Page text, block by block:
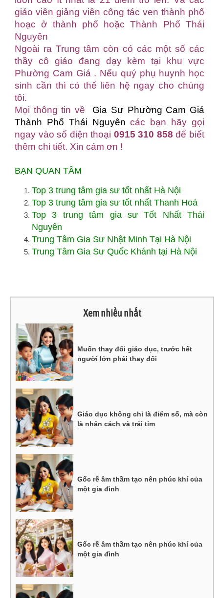
giáo viên giảng viên công tác ven thành phố
hoạc ở thành phố hoặc Thành Phố Thái
Nguyên
Ngoài ra Trung tâm còn có các một số các
thầy cô giáo đang dạy kèm tại khu vực
Phường Cam Giá . Nếu quý phụ huynh học
sinh cần thì có thể liên hệ ngay cho chúng
tôi.
Mọi thông tin về
Gia Sư Phường Cam Giá
Thành Phố Thái Nguyên các bạn hãy gọi
ngay vào số điện thoại 0915 310 858 để biết
thêm chi tiết. Xin cám ơn !
BẠN QUAN TÂM
Top 3 trung tâm gia sư tốt nhất Hà Nội
Top 3 trung tâm gia sư tốt nhất Thanh Hoá
Top 3 trung tâm gia sư Tốt Nhất Thái
Nguyên
Trung Tâm Gia Sư Nhật Minh Tại Hà Nội
Trung Tâm Gia Sư Quốc Khánh tại Hà Nội
Xem nhiều nhất
Muốn thay đổi giáo dục, trước hết
người lớn phải thay đổi
Giáo dục không chỉ là điểm số, mà còn
là nhân cách và trái tim
Gốc rễ âm thầm tạo nên phúc khí của
một gia đình
Gốc rễ âm thầm tạo nên phúc khí của
một gia đình